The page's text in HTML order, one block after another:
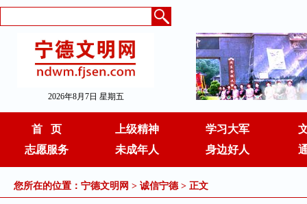
2026年8月7日 星期五
首 页 上级精神
学习大军
志愿服务
未成年人 身边好人
您所在的位置： 宁德文明网 > 诚信宁德> 正文